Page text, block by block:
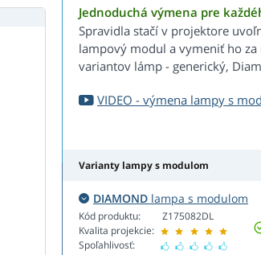
Jednoduchá výmena pre
Spravidla stačí v projektore
lampový modul a vymeniť ho za
variantov lámp - generický,
VIDEO - výmena lampy s
Varianty lampy s modulom
DIAMOND lampa s modulom
Kód produktu:
Kvalita projekcie:
Spoľahlivosť:
Z175082DL